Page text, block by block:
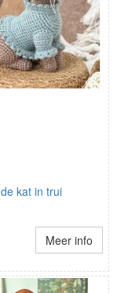
kat in trui
Meer info